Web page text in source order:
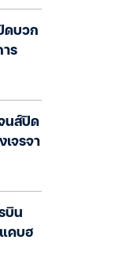
ดบวก
าร
นส์ปิด
จรจา
บิน
แคบฮ